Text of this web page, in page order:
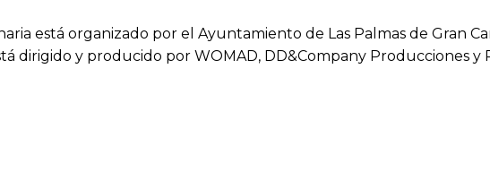
está organizado por el Ayuntamiento de Las Palmas de Gran
dirigido y producido por WOMAD, DD&Company Producciones y